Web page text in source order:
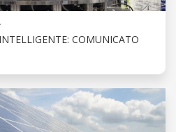
COMUNICATO